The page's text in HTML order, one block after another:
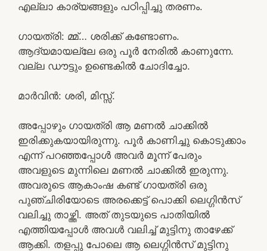
എല്ലാ കാര്യങ്ങളും പഠിപ്പിച്ചു തരണം.
ഗായത്രി: മ്മ്… ശരിക്ക് കണ്ടോണം.
ആദ്യമായല്ലേ ഒരു പൂർ നേരിൽ കാണുന്നേ.
വല്ല ഡൗട്ടും ഉണ്ടെകിൽ ചോദിച്ചോ.
മാർവിൻ: ശരി, മിസ്സ്‌.
അപ്പോഴും ഗായത്രി ആ മണൽ ചാക്കിൽ
ഇരിക്കുകയായിരുന്നു. പൂർ കാണിച്ചു കൊടുക്കാം
എന്ന് പറഞ്ഞപ്പോൾ അവർ മൂന്ന് പേരും
അവളുടെ മുന്നിലെ മണൽ ചാക്കിൽ ഇരുന്നു.
അവരുടെ ആകാംഷ കണ്ട് ഗായത്രി ഒരു
പുഞ്ചിരിയോടെ അരക്കെട്ട് പൊക്കി ലെഗ്ഗിൻസ്
വലിച്ചു താഴ്ത്തി. അത് തുടയുടെ പാതിയിൽ
എത്തിയപ്പോൾ അവൾ വലിച്ച് മുട്ടിനു താഴേക്ക്
ആക്കി. തളപ്പു പോലെ ആ ലെഗ്ഗിൻസ് മുട്ടിനു